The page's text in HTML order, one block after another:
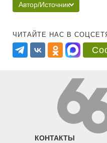
Автор/Источник
ЧИТАЙТЕ НАС В
КОНТАКТЫ